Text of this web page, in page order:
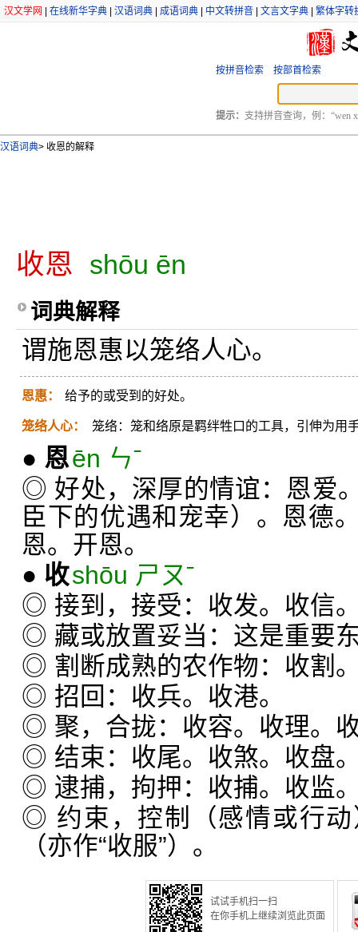
汉文学网 在线新华字典 汉语词典 成语词典 中文转拼音 文言文字典 繁体字转
按拼音检索 按部首检索
提示： 支持拼音查询，例：“wen
汉语词典> 收恩的解释
收恩 shōu ēn
词典解释
谓施恩惠以笼络人心。
恩惠： 给予的或受到的好处。
笼络人心： 笼络：笼和络原是羁绊牲口的工具，引伸为用
● 恩ēn ㄣˉ
◎ 好处，深厚的情谊：恩爱
臣下的优遇和宠幸）。恩德
恩。开恩。
● 收shōu ㄕㄡˉ
◎ 接到，接受：收发。收信
◎ 藏或放置妥当：这是重要
◎ 割断成熟的农作物：收割
◎ 招回：收兵。收港。
◎ 聚，合拢：收容。收理。
◎ 结束：收尾。收煞。收盘
◎ 逮捕，拘押：收捕。收监
◎ 约束，控制（感情或行
（亦作“收服”）。
试试手机扫一扫
在你手机上继续浏览此页面